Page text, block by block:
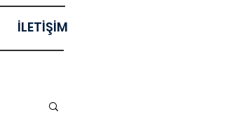
İLETİŞİM